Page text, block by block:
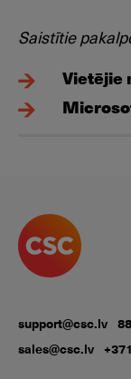
Saistītie
Vietējie
support@csc.lv
sales@csc.lv